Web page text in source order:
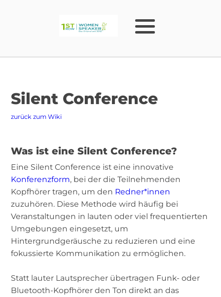
Silent Conference
zurück zum Wiki
Was ist eine Silent Conference?
Eine Silent Conference ist eine innovative
Konferenzform, bei der die Teilnehmenden
Kopfhörer tragen, um den Redner*innen
zuzuhören. Diese Methode wird häufig bei
Veranstaltungen in lauten oder viel frequentierten
Umgebungen eingesetzt, um
Hintergrundgeräusche zu reduzieren und eine
fokussierte Kommunikation zu ermöglichen.
Statt lauter Lautsprecher übertragen Funk- oder
Bluetooth-Kopfhörer den Ton direkt an das